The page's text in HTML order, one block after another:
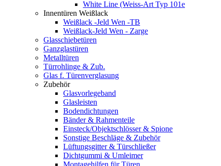
White Line (Weiss-Art Typ 101e
Innentüren Weißlack
Weißlack -Jeld Wen -TB
Weißlack-Jeld Wen - Zarge
Glasschiebetüren
Ganzglastüren
Metalltüren
Türrohlinge & Zub.
Glas f. Türenverglasung
Zubehör
Glasvorlegeband
Glasleisten
Bodendichtungen
Bänder & Rahmenteile
Einsteck/Objektschlösser & Spione
Sonstige Beschläge & Zubehör
Lüftungsgitter & Türschließer
Dichtgummi & Umleimer